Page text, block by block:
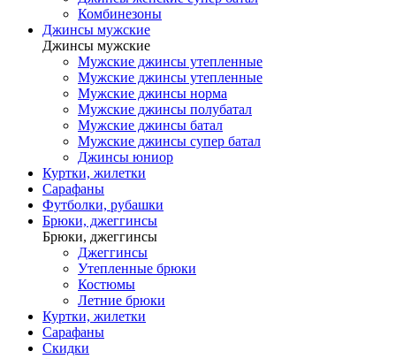
Комбинезоны
Джинсы мужские
Джинсы мужские
Мужские джинсы утепленные
Мужские джинсы утепленные
Мужские джинсы норма
Мужские джинсы полубатал
Мужские джинсы батал
Мужские джинсы супер батал
Джинсы юниор
Куртки, жилетки
Сарафаны
Футболки, рубашки
Брюки, джеггинсы
Брюки, джеггинсы
Джеггинсы
Утепленные брюки
Костюмы
Летние брюки
Куртки, жилетки
Сарафаны
Скидки